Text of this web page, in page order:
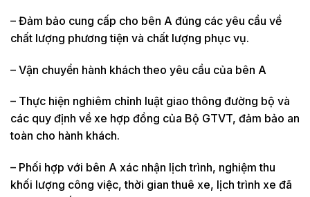
– Đảm bảo cung cấp cho bên A đúng các yêu cầu về
chất lượng phương tiện và chất lượng phục vụ.
– Vận chuyển hành khách theo yêu cầu của bên A
– Thực hiện nghiêm chỉnh luật giao thông đường bộ và
các quy định về xe hợp đồng của Bộ GTVT, đảm bảo an
toàn cho hành khách.
– Phối hợp với bên A xác nhận lịch trình, nghiệm thu
khối lượng công việc, thời gian thuê xe, lịch trình xe đã